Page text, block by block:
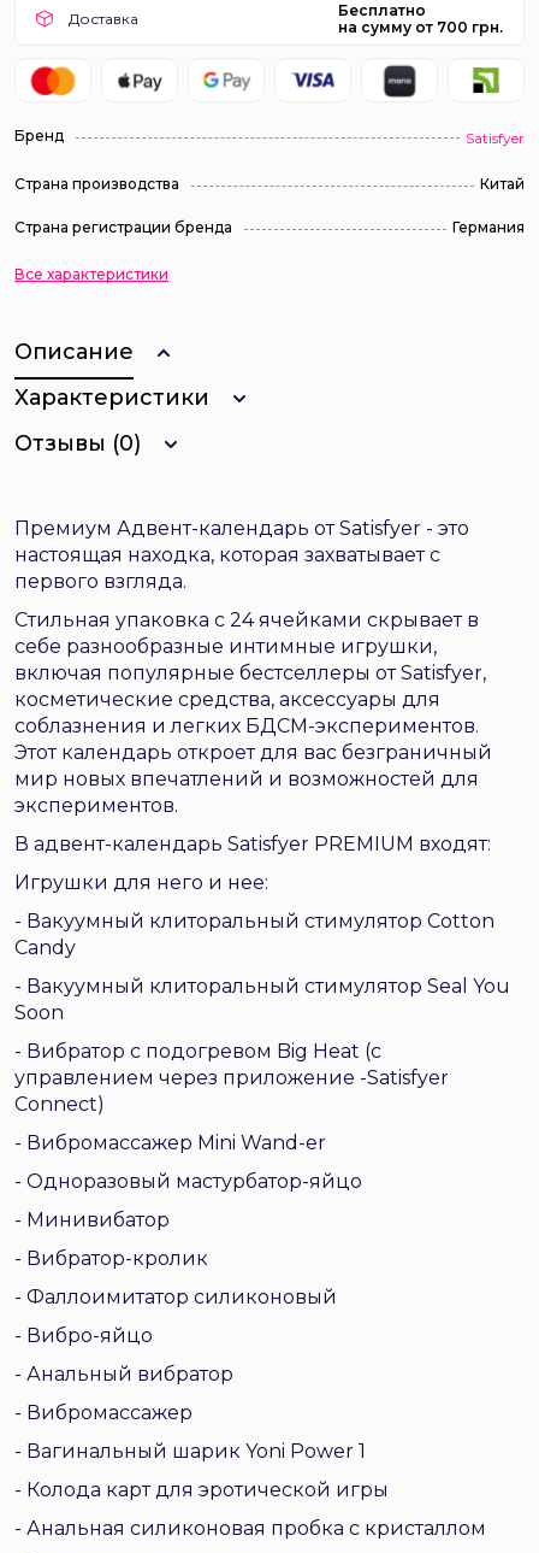
Доставка
Бесплатно
на сумму от 700 грн.
Бренд Satisfyer
Страна производства Китай
Страна регистрации бренда Германия
Все характеристики
Описание
Характеристики
Отзывы (0)
Премиум Адвент-календарь от Satisfyer - это
настоящая находка, которая захватывает с
первого взгляда.
Стильная упаковка с 24 ячейками скрывает в
себе разнообразные интимные игрушки,
включая популярные бестселлеры от Satisfyer,
косметические средства, аксессуары для
соблазнения и легких БДСМ-экспериментов.
Этот календарь откроет для вас безграничный
мир новых впечатлений и возможностей для
экспериментов.
В адвент-календарь Satisfyer PREMIUM входят:
Игрушки для него и нее:
- Вакуумный клиторальный стимулятор Cotton
Candy
- Вакуумный клиторальный стимулятор Seal You
Soon
- Вибратор с подогревом Big Heat (с
управлением через приложение -Satisfyer
Connect)
- Вибромассажер Mini Wand-er
- Одноразовый мастурбатор-яйцо
- Минивибатор
- Вибратор-кролик
- Фаллоимитатор силиконовый
- Вибро-яйцо
- Анальный вибратор
- Вибромассажер
- Вагинальный шарик Yoni Power 1
- Колода карт для эротической игры
- Анальная силиконовая пробка с кристаллом